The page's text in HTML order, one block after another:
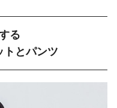
る
トとパンツ